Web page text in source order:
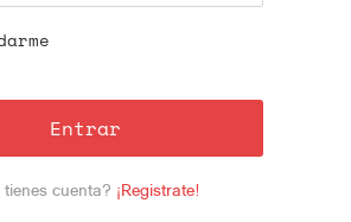
Entrar
tienes cuenta? ¡Registrate!